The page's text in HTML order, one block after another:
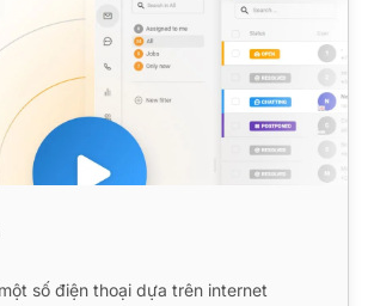
số điện thoại dựa trên internet